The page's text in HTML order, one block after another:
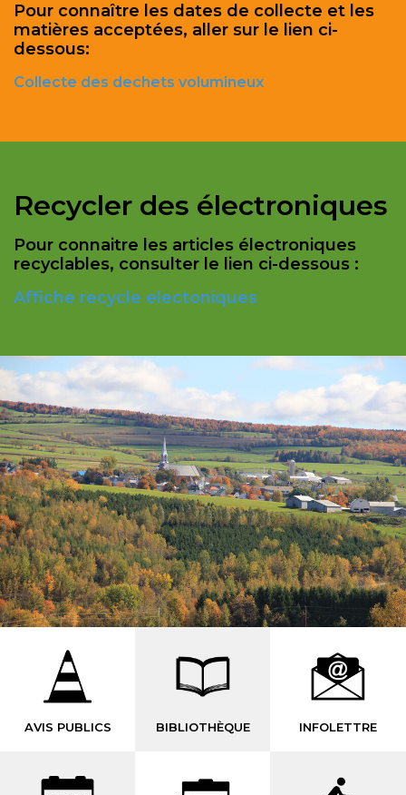
Pour connaître les dates de collecte et les
matières acceptées, aller sur le lien ci-
dessous:
Collecte des dechets volumineux
Recycler des électroniques
Pour connaitre les articles électroniques
recyclables, consulter le lien ci-dessous :
Affiche recycle electoniques
AVIS PUBLICS BIBLIOTHÈQUE INFOLETTRE